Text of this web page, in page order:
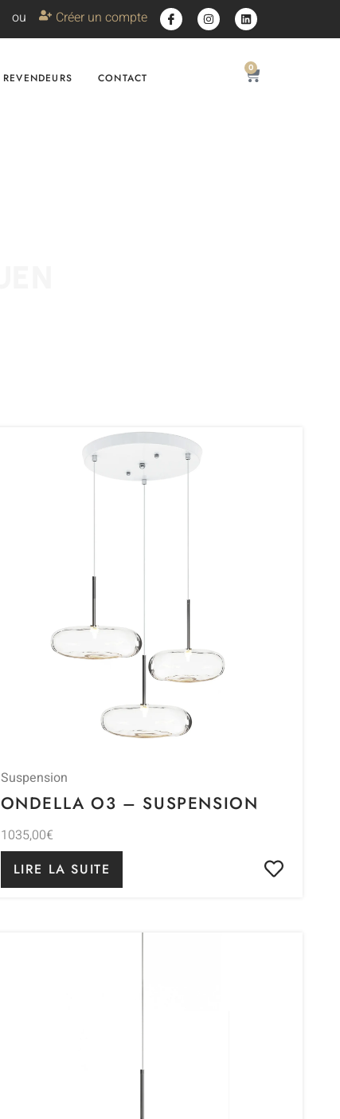
ou Créer un compte
REVENDEURS CONTACT
0
Suspension
ONDELLA O3 – SUSPENSION
1035,00€
LIRE LA SUITE